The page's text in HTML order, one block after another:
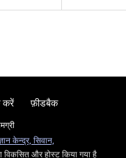
करें फ़ीडबैक
केन्द्र, सिवान,
विकसित और होस्ट किया गया है